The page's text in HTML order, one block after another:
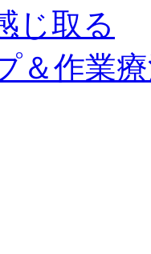
じ取る
＆作業